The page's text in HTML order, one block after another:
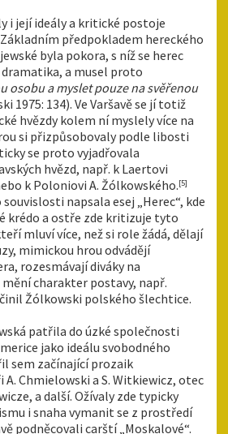
i její ideály a kritické postoje
předpokladem hereckého
byla pokora, s níž se herec
a musel proto
osobu a myslet pouze na svěřenou
1975: 134). Ve Varšavě se jí totiž
hvězdy kolem ní myslely více na
si přizpůsobovaly podle libosti
se proto vyjadřovala
hvězd, např. k Laertovi
k Poloniovi A. Žólkowského.[5]
napsala esej „Herec“, kde
krédo a ostře zde kritizuje tyto
mluví více, než si role žádá, dělají
mimickou hrou odvádějí
rozesmávají diváky na
charakter postavy, např.
Žólkowski polského šlechtice.
patřila do úzké společnosti
jako ideálu svobodného
sem začínající prozaik
A. Chmielowski a S. Witkiewicz, otec
a další. Ožívaly zde typicky
i snaha vymanit se z prostředí
podněcovali carští „Moskalové“.